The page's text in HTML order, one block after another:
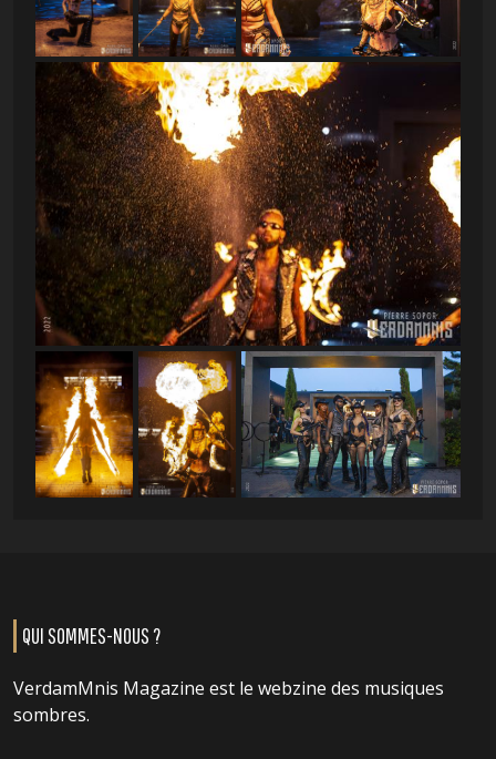
QUI SOMMES-NOUS ?
VerdamMnis Magazine est le webzine des musiques
sombres.